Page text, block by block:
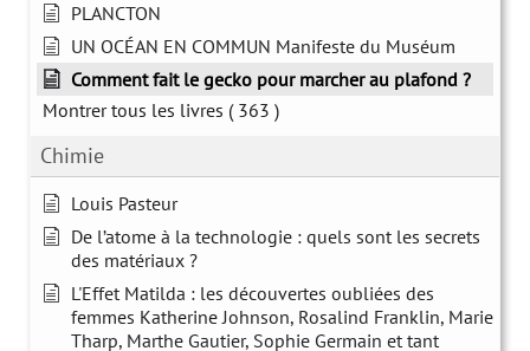
PLANCTON
UN OCÉAN EN COMMUN Manifeste du Muséum
Comment fait le gecko pour marcher au plafond ?
Montrer tous les livres ( 363 )
Chimie
Louis Pasteur
De l’atome à la technologie : quels sont les secrets
des matériaux ?
L'Effet Matilda : les découvertes oubliées des
femmes Katherine Johnson, Rosalind Franklin, Marie
Tharp, Marthe Gautier, Sophie Germain et tant